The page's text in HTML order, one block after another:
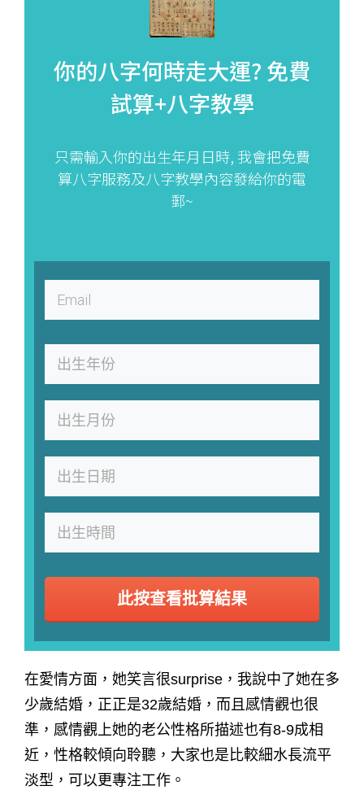
你的八字何時走大運? 免費
試算+八字教學
只需輸入你的出生年月日時, 我會把免費
算八字服務及八字教學內容發給你的電
郵~
此按查看批算結果
在愛情方面，她笑言很surprise，我說中了她在多
少歲結婚，正正是32歲結婚，而且感情觀也很
準，感情觀上她的老公性格所描述也有8-9成相
近，性格較傾向聆聽，大家也是比較細水長流平
淡型，可以更專注工作。